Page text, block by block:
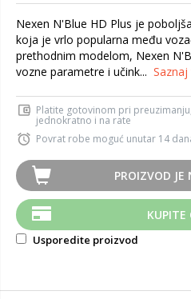
Nexen N'Blue HD Plus je
koja je vrlo popularna među
prethodnim modelom, Nexen
vozne parametre i učink... Saznaj
Platite gotovinom pri
jednokratno i na rate
Povrat robe moguć unutar 14
PROIZVOD JE
KUPITE
Usporedite proizvod